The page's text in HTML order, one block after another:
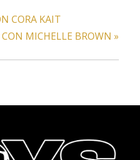
CORA KAIT
MICHELLE BROWN »